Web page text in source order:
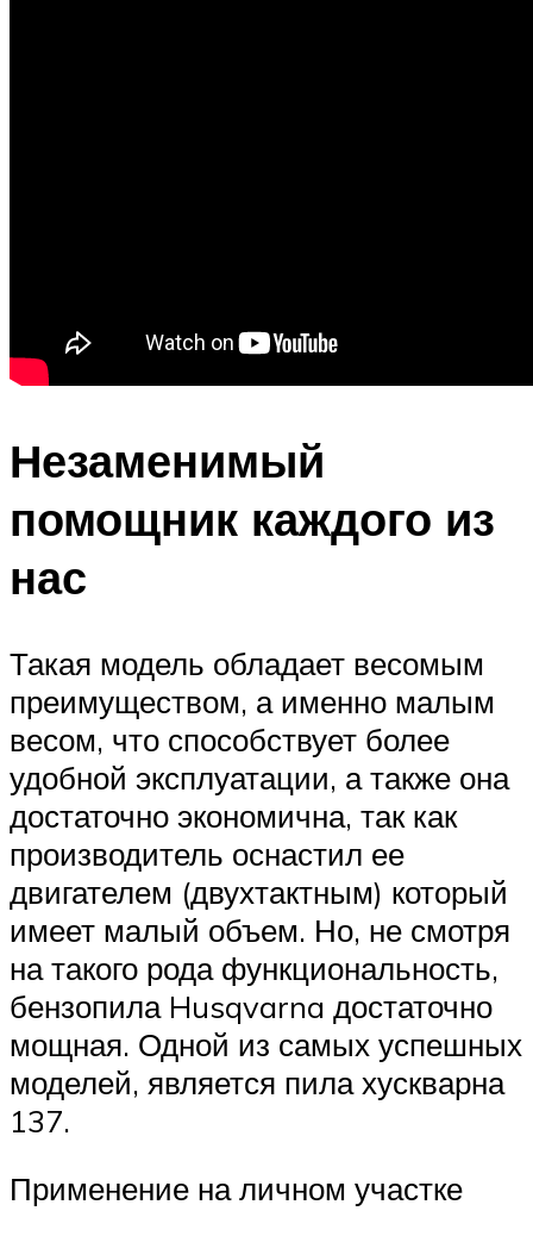
Незаменимый
помощник каждого из
нас
Такая модель обладает весомым
преимуществом, а именно малым
весом, что способствует более
удобной эксплуатации, а также она
достаточно экономична, так как
производитель оснастил ее
двигателем (двухтактным) который
имеет малый объем. Но, не смотря
на такого рода функциональность,
бензопила Husqvarna достаточно
мощная. Одной из самых успешных
моделей, является пила хускварна
137.
Применение на личном участке